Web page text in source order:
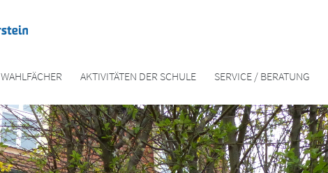
WAHLFÄCHER AKTIVITÄTEN DER SCHULE SERVICE / BERATUNG